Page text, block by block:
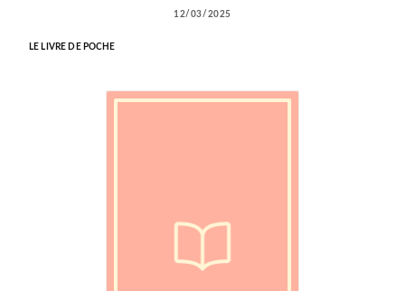
12/03/2025
LE LIVRE DE POCHE